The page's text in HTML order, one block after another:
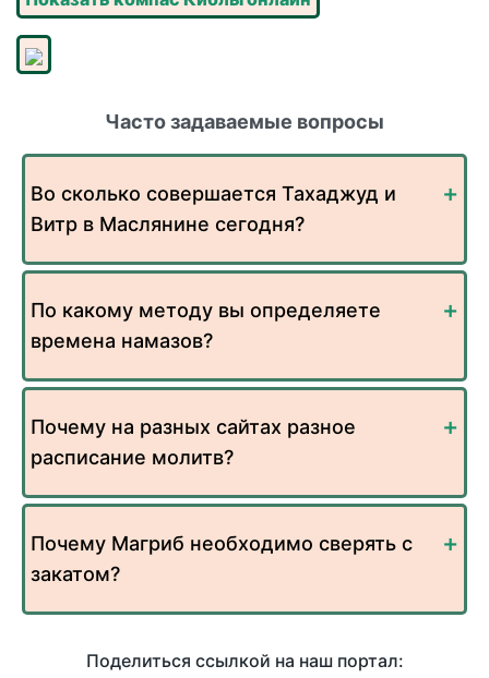
Часто задаваемые вопросы
Во сколько совершается Тахаджуд и
Витр в Маслянине сегодня?
По какому методу вы определяете
времена намазов?
Почему на разных сайтах разное
расписание молитв?
Почему Магриб необходимо сверять с
закатом?
Поделиться ссылкой на наш портал: